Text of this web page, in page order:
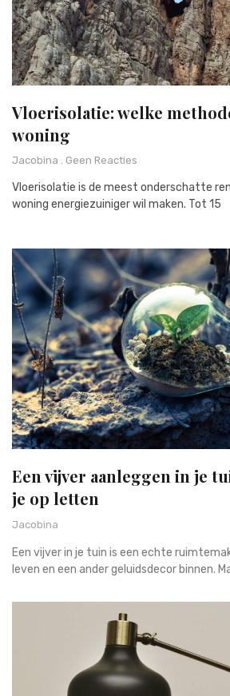
Vloerisolatie: welke
woning
Jacobina Geen Reacties
Vloerisolatie is de meest onderschatte
woning energiezuiniger wil maken. Tot 15
Een vijver aanleggen in je
je op letten
Jacobina
Een vijver in je tuin is een echte
leven en een ander geluidsdecor binnen.